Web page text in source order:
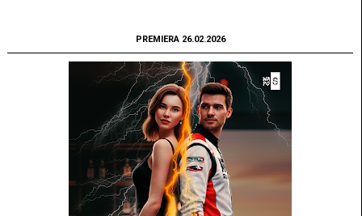
PREMIERA 26.02.2026